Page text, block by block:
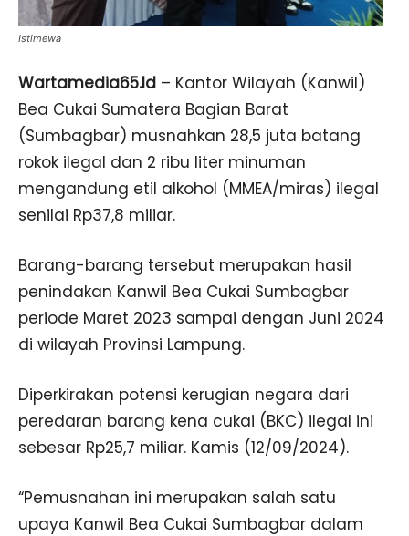
Istimewa
Wartamedia65.Id – Kantor Wilayah (Kanwil)
Bea Cukai Sumatera Bagian Barat
(Sumbagbar) musnahkan 28,5 juta batang
rokok ilegal dan 2 ribu liter minuman
mengandung etil alkohol (MMEA/miras) ilegal
senilai Rp37,8 miliar.
Barang-barang tersebut merupakan hasil
penindakan Kanwil Bea Cukai Sumbagbar
periode Maret 2023 sampai dengan Juni 2024
di wilayah Provinsi Lampung.
Diperkirakan potensi kerugian negara dari
peredaran barang kena cukai (BKC) ilegal ini
sebesar Rp25,7 miliar. Kamis (12/09/2024).
“Pemusnahan ini merupakan salah satu
upaya Kanwil Bea Cukai Sumbagbar dalam